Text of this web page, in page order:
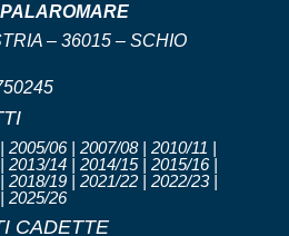
PALAROMARE
– 36015 – SCHIO
2005/06 | 2007/08 | 2010/11 |
2013/14 | 2014/15 | 2015/16 |
2018/19 | 2021/22 | 2022/23 |
2025/26
CADETTE